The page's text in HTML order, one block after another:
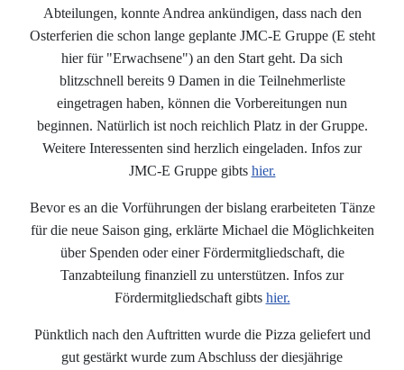
Abteilungen, konnte Andrea ankündigen, dass nach den
Osterferien die schon lange geplante JMC-E Gruppe (E steht
hier für "Erwachsene") an den Start geht. Da sich
blitzschnell bereits 9 Damen in die Teilnehmerliste
eingetragen haben, können die Vorbereitungen nun
beginnen. Natürlich ist noch reichlich Platz in der Gruppe.
Weitere Interessenten sind herzlich eingeladen. Infos zur
JMC-E Gruppe gibts hier.
Bevor es an die Vorführungen der bislang erarbeiteten Tänze
für die neue Saison ging, erklärte Michael die Möglichkeiten
über Spenden oder einer Fördermitgliedschaft, die
Tanzabteilung finanziell zu unterstützen. Infos zur
Fördermitgliedschaft gibts hier.
Pünktlich nach den Auftritten wurde die Pizza geliefert und
gut gestärkt wurde zum Abschluss der diesjährige